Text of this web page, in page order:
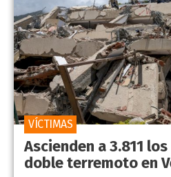
Ascienden a 3.811
doble terremoto en
VÍCTIMAS